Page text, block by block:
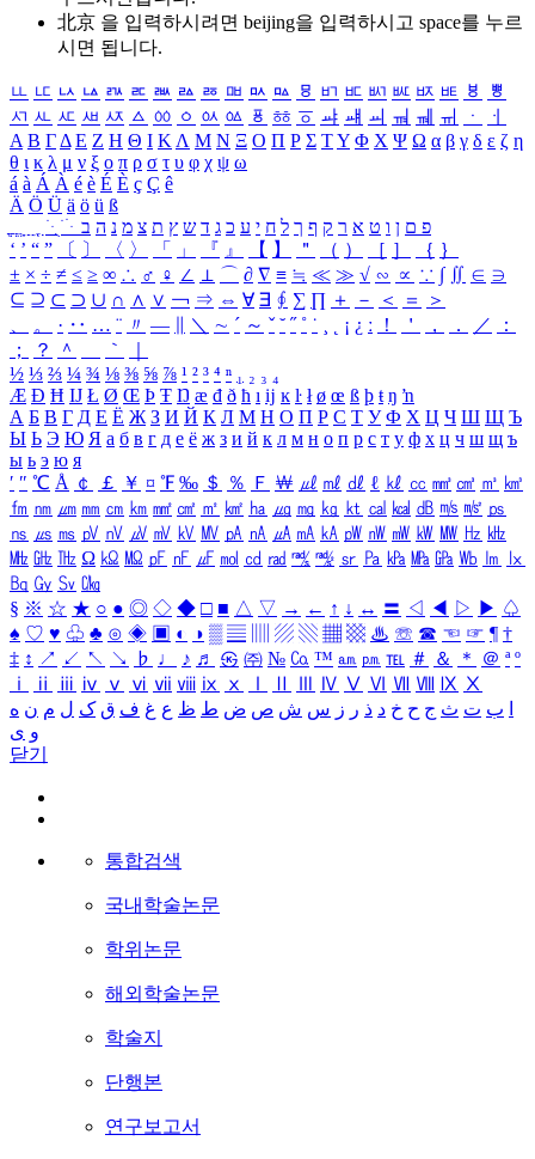
北京 을 입력하시려면 beijing을 입력하시고 space를 누르
시면 됩니다.
ㅥ ㅦ ㅧ ㅨ ㅩ ㅪ ㅫ ㅬ ㅭ ㅮ ㅯ ㅰ ㅱ ㅲ ㅳ ㅴ ㅵ ㅶ ㅷ ㅸ
ㅹ
ㅺ ㅻ ㅼ ㅽ ㅾ ㅿ ㆀ ㆁ ㆂ ㆃ ㆄ ㆅ ㆆ ㆇ ㆈ ㆉ ㆊ ㆋ ㆌ ㆍ
ㆎ
Α Β ΓΔ Ε Ζ Η Θ Ι ΚΛ Μ Ν Ξ Ο Π Ρ Σ ΤΥ Φ Χ Ψ Ω α β γ δ ε ζ η
θ ι κ λ μ ν ξ ο π ρ σ τ υ φ χ ψ ω
á à Á À é è É È ç Ç ê
Ä Ö Ü ä ö ü ß
ִֶֹ ֻּ ׁׂ פ ם ן ו ט א ר ק ף ך ל ח י ע כ ג ד ש ץ ת צ מ נ ה ב
‘ ’ “ ” 〔 〕 〈 〉 「 」 『 』 【 】 ＂ （ ） ［ ］ ｛ ｝
± × ÷ ≠ ≤ ≥ ∞ ∴ ♂ ♀ ∠ ⊥ ⌒ ∂ ∇ ≡ ≒ ≪ ≫ √ ∽ ∝ ∵ ∫ ∬ ∈ ∋
⊆ ⊇ ⊂ ⊃ ∪ ∩ ∧ ∨ ￢ ⇒ ⇔ ∀ ∃ ∮ ∑ ∏ ＋ － ＜ ＝
＞
、
。 · ‥ … ¨ 〃 ― ＼ ∼ ´ ～ ˇ ˘ ˝ ˚ ˙ ¸ ¡ ¿ ː ！ ＇ ， ． ／
：
；
？ ＾ ｀
½ ⅓ ⅔ ¼ ¾ ⅛ ⅜ ⅝ ⅞ ¹ ² ³ ⁴ ⁿ ₁ ₂ ₃ ₄
Æ Ð Ħ Ĳ Ł Ø Œ Þ Ŧ Ŋ æ đ ð ħ ı ĳ ĸ ŀ ł ø œ ß þ ŧ ŋ ŉ
А Б В Г Д Е Ё Ж З И Й К Л М Н О П Р С Т У Ф Х Ц Ч Ш Щ Ъ
Ы Ь Э Ю Я а б в г д е ё ж з и й к л м н о п р с т у ф х ц ч ш щ ъ
ы ь э ю я
′ ″ ℃ Å ￠ ￡ ￥ ¤ ℉ ‰ ＄ ％ Ｆ ￦ ㎕ ㎖ ㎗ ℓ ㎘ ㏄ ㎣ ㎤ ㎥ ㎦
㎙ ㎚ ㎛ ㎜ ㎝ ㎞ ㎟ ㎠ ㎡ ㎢ ㏊ ㎍ ㎎ ㎏ ㏏ ㎈ ㎉ ㏈ ㎧ ㎨ ㎰
㎱ ㎲ ㎳ ㎴ ㎵ ㎶ ㎷ ㎸ ㎹ ㎀ ㎁ ㎂ ㎃ ㎄ ㎺ ㎻ ㎽ ㎾ ㎿ ㎐ ㎑
㎒ ㎓ ㎔ Ω ㏀ ㏁ ㎊ ㎋ ㎌ ㏖ ㏅ ㎭ ㎮ ㎯ ㏛ ㎩ ㎪ ㎫ ㎬ ㏝ ㏐
㏓
㏃ ㏉ ㏜ ㏆
§ ※ ☆ ★ ○ ● ◎ ◇ ◆ □ ■ △ ▽ → ← ↑ ↓ ↔ 〓 ◁ ◀ ▷ ▶ ♤
♠ ♡ ♥ ♧ ♣ ⊙ ◈ ▣ ◐ ◑ ▒ ▤ ▨ ▧ ▦ ▩ ♨ ☏ ☎ ☜ ☞ ¶ †
‡ ↕ ↗ ↙ ↖ ↘ ♭ ♩ ♪ ♬ ㉿ ㈜ № ㏇ ™ ㏂ ㏘ ℡ ＃ ＆ ＊ ＠ ª º
ⅰ
ⅱ ⅲ ⅳ ⅴ ⅵ ⅶ ⅷ ⅸ ⅹ Ⅳ Ⅴ Ⅵ Ⅶ Ⅷ Ⅸ Ⅹ
ب ت ث ج ح خ د ذ ر ز س ش ص ض ط ظ ع غ ف ق ک ل م ن ه
و ی
닫기
통합검색
국내학술논문
학위논문
해외학술논문
학술지
단행본
연구보고서